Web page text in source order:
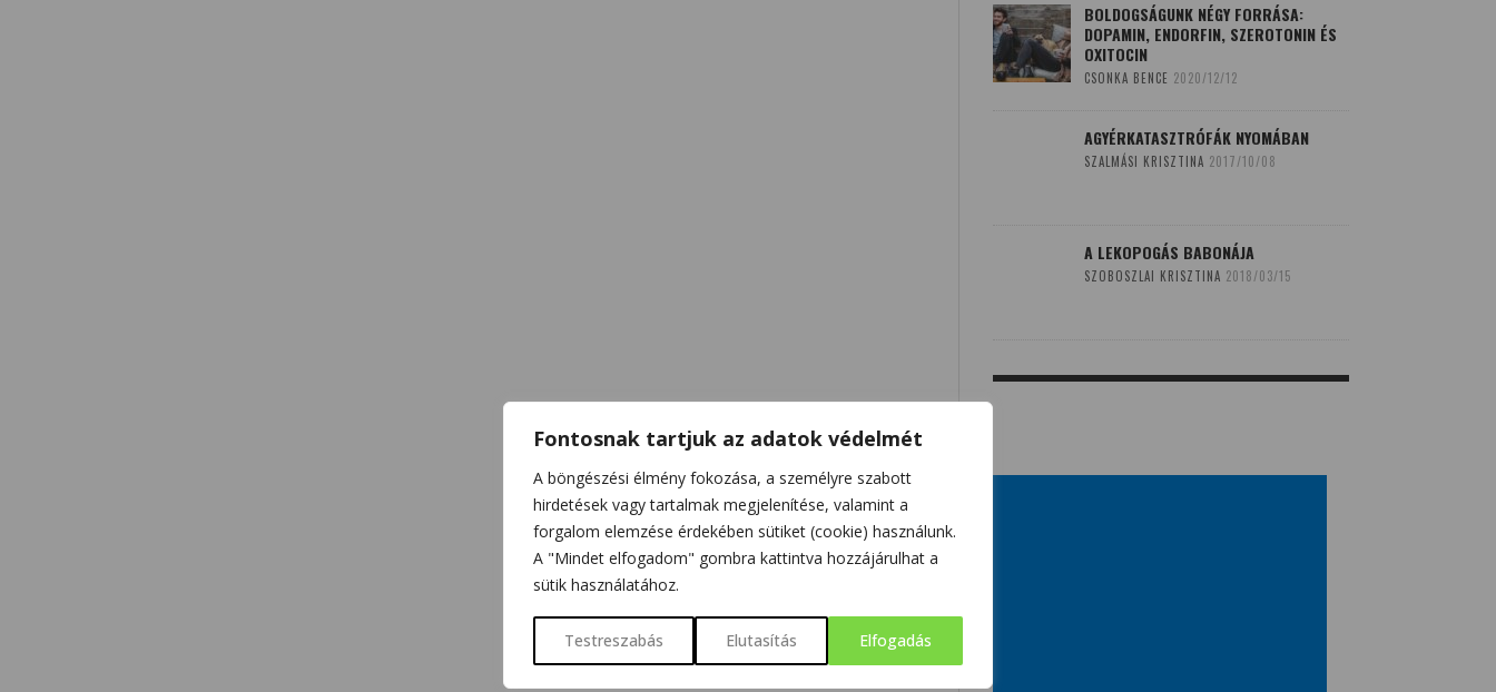
Fontosnak tartjuk az adatok védelmét
A böngészési élmény fokozása, a személyre szabott
hirdetések vagy tartalmak megjelenítése, valamint a
forgalom elemzése érdekében sütiket (cookie) használunk.
A "Mindet elfogadom" gombra kattintva hozzájárulhat a
sütik használatához.
Testreszabás Elutasítás Elfogadás
BOLDOGSÁGUNK NÉGY FORRÁSA:
DOPAMIN, ENDORFIN, SZEROTONIN ÉS
OXITOCIN
CSONKA BENCE 2020/12/12
AGYÉRKATASZTRÓFÁK NYOMÁBAN
SZALMÁSI KRISZTINA 2017/10/08
A LEKOPOGÁS BABONÁJA
SZOBOSZLAI KRISZTINA 2018/03/15